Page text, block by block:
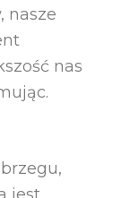
nasze
nas